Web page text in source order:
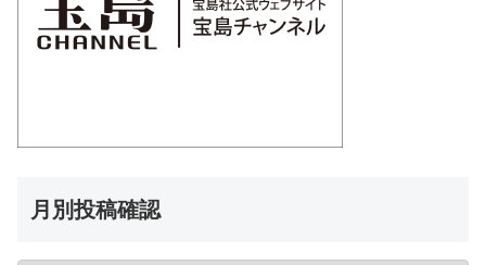
月別投稿確認